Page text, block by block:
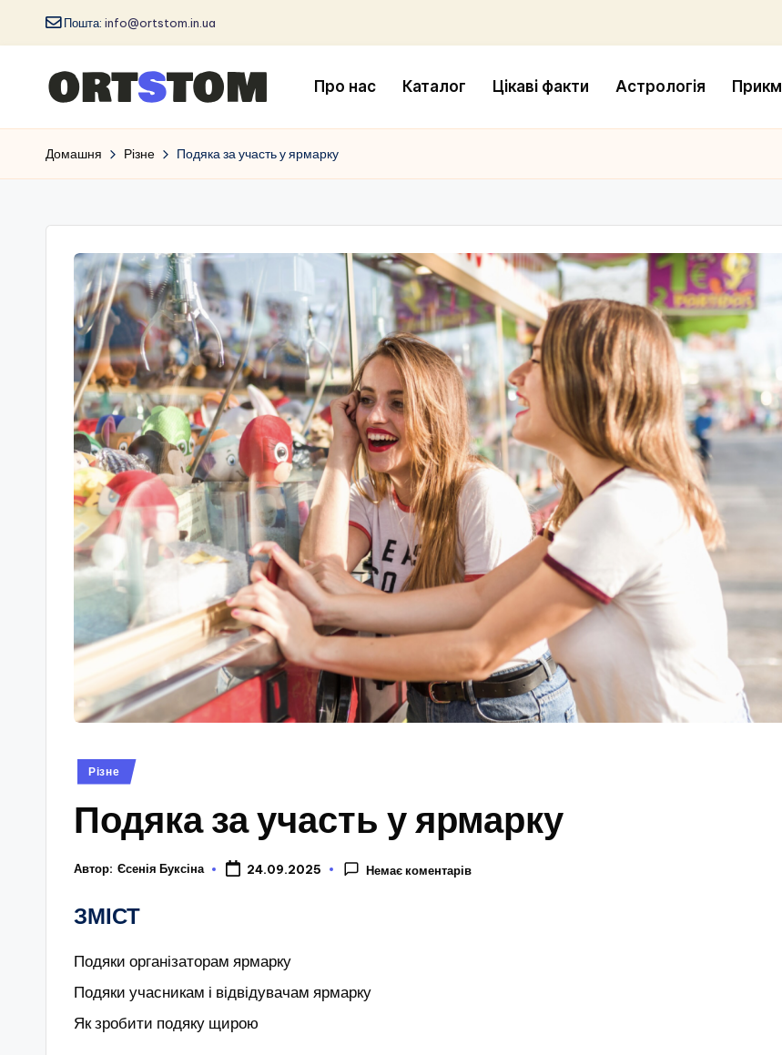
Пошта: info@ortstom.in.ua
Про нас Каталог Цікаві факти Астрологія
Домашня Різне Подяка за участь у ярмарку
Опубліковано
Різне
Подяка за участь у ярмарку
Автор: Єсенія Буксіна 24.09.2025 Немає коментарів
ЗМІСТ
Подяки організаторам ярмарку
Подяки учасникам і відвідувачам ярмарку
Як зробити подяку щирою